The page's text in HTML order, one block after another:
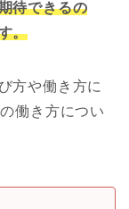
待できるの
。
方や働き方に
働き方につい